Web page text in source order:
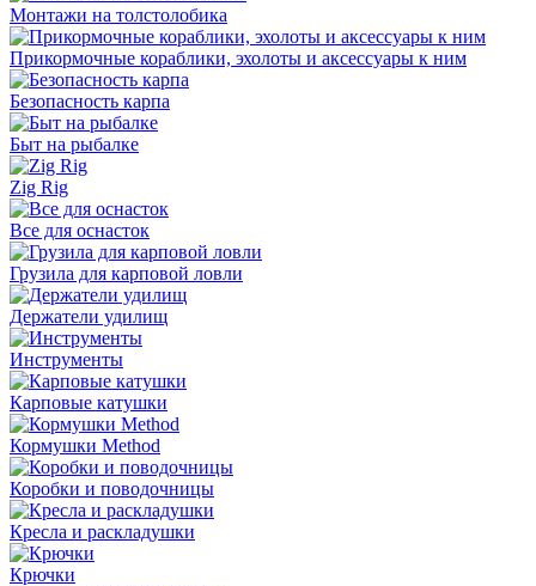
Монтажи на толстолобика
Прикормочные кораблики, эхолоты и аксессуары к ним
Безопасность карпа
Быт на рыбалке
Zig Rig
Все для оснасток
Грузила для карповой ловли
Держатели удилищ
Инструменты
Карповые катушки
Кормушки Method
Коробки и поводочницы
Кресла и раскладушки
Крючки